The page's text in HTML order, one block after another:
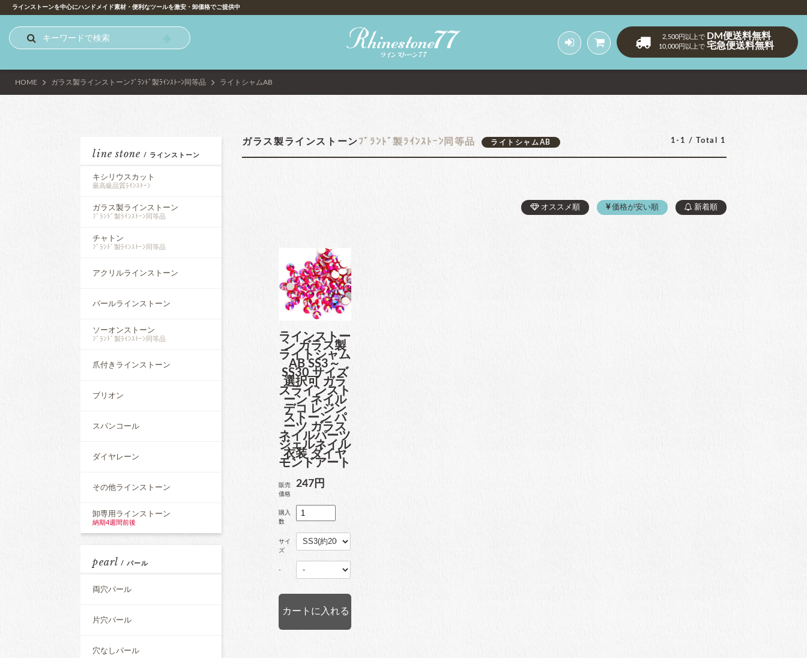
ラインストーンを中心にハンドメイド素材・便利なツールを激安・卸価格でご提供中
2,500円以上で DM便送料無料
10,000円以上で 宅急便送料無料
HOME ガラス製ラインストーンﾌﾞﾗﾝﾄﾞ製ﾗｲﾝｽﾄｰﾝ同等品 ライトシャムAB
ガラス製ラインストーンﾌﾞﾗﾝﾄﾞ製ﾗｲﾝｽﾄｰﾝ同等品 ライトシャムAB 1-1 / Total 1
オススメ順 価格が安い順 新着順
ラインストー
ン ガラス製
ライトシャム
AB SS3～
SS30 サイズ
選択可 ガラ
スラインスト
ーン ネイル
デコ レジン
ストーン パ
ーツ ガラス
ネイルパーツ
ジェルネイル
衣装 ダイヤ
モンドアート
販売
価格
247円
購入
数
サイ
ズ
-
line stone / ラインストーン
キシリウスカット
最高級品質ﾗｲﾝｽﾄｰﾝ
ガラス製ラインストーン
ﾌﾞﾗﾝﾄﾞ製ﾗｲﾝｽﾄｰﾝ同等品
チャトン
ﾌﾞﾗﾝﾄﾞ製ﾗｲﾝｽﾄｰﾝ同等品
アクリルラインストーン
パールラインストーン
ソーオンストーン
ﾌﾞﾗﾝﾄﾞ製ﾗｲﾝｽﾄｰﾝ同等品
爪付きラインストーン
ブリオン
スパンコール
ダイヤレーン
その他ラインストーン
卸専用ラインストーン
納期4週間前後
pearl / パール
両穴パール
片穴パール
穴なしパール